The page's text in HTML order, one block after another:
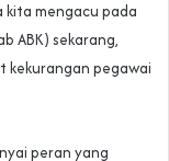
kita mengacu pada
ABK) sekarang,
kekurangan pegawai
peran yang